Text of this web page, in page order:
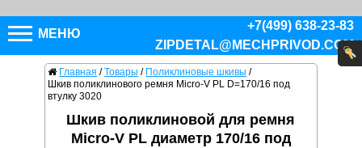
МЕНЮ
+7(499) 638-23-83
ZIPDETAL@MECHPRIVOD.COM
Главная / Товары / Поликлиновые шкивы /
Шкив поликлинового ремня Micro-V PL D=170/16 под
втулку 3020
Шкив поликлиновой для ремня
Micro-V PL диаметр 170/16 под